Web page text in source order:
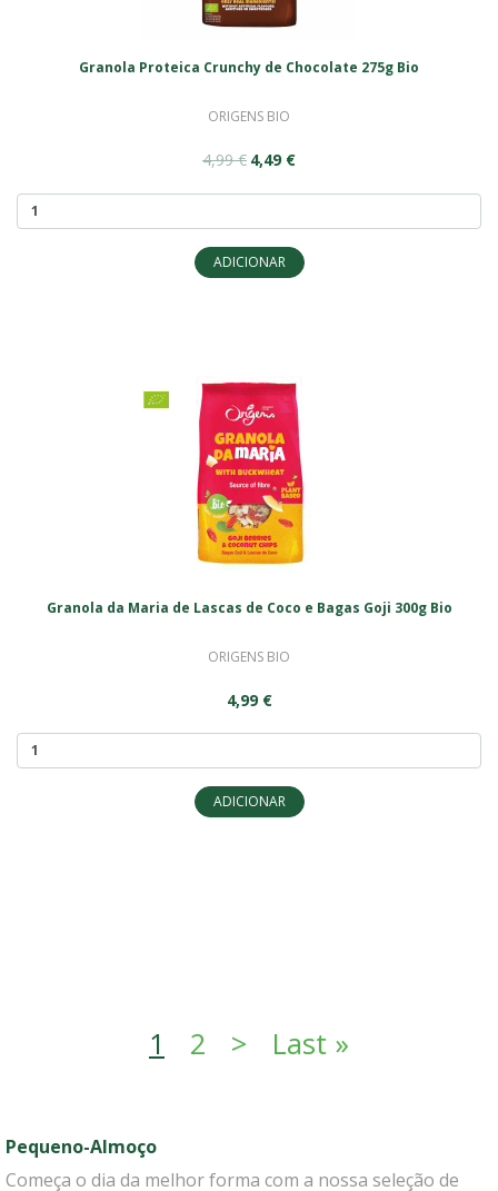
Granola Proteica Crunchy de Chocolate 275g Bio
ORIGENS BIO
4,99 € 4,49 €
ADICIONAR
Granola da Maria de Lascas de Coco e Bagas Goji 300g Bio
ORIGENS BIO
4,99 €
ADICIONAR
1 2 > Próxima página
Last »
Pequeno-Almoço
Começa o dia da melhor forma com a nossa seleção de